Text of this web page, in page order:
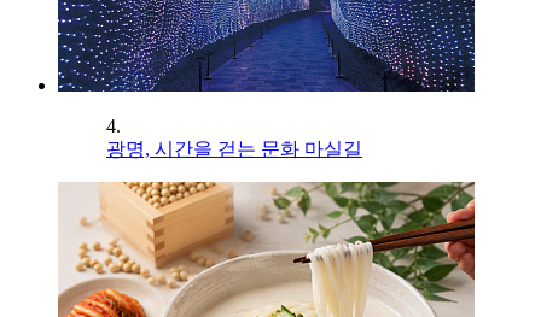
4.
광명, 시간을 걷는 문화 마실길